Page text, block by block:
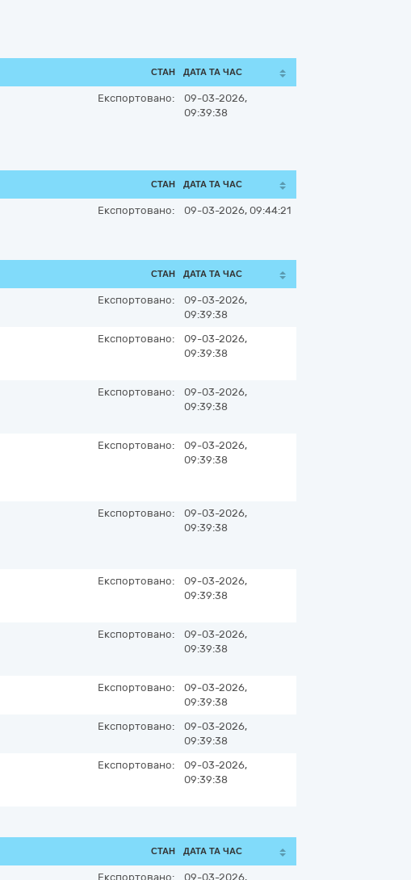
СТАН ДАТА ТА ЧАС
Експортовано:
09-03-2026,
09:39:38
СТАН ДАТА ТА ЧАС
Експортовано: 09-03-2026, 09:44:21
СТАН ДАТА ТА ЧАС
Експортовано:
09-03-2026,
09:39:38
Експортовано:
09-03-2026,
09:39:38
Експортовано:
09-03-2026,
09:39:38
Експортовано:
09-03-2026,
09:39:38
Експортовано:
09-03-2026,
09:39:38
Експортовано:
09-03-2026,
09:39:38
Експортовано:
09-03-2026,
09:39:38
Експортовано:
09-03-2026,
09:39:38
Експортовано:
09-03-2026,
09:39:38
Експортовано:
09-03-2026,
09:39:38
СТАН ДАТА ТА ЧАС
Експортовано:
09-03-2026,